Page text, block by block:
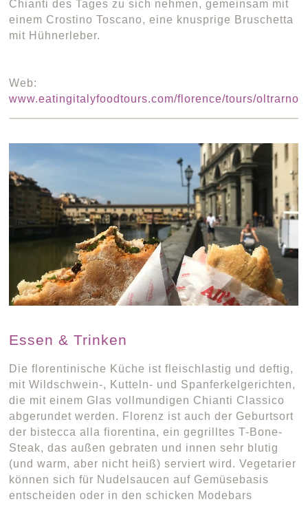
Chianti des Tages zu sich nehmen, gemeinsam mit
einem Crostino Toscano, eine knusprige Bruschetta
mit Hühnerleber.
Web:
www.eatingitalyfoodtours.com/florence/tours/oltrarno/
Essen & Trinken
Die florentinische Küche ist fleischlastig und deftig,
mit Wildschwein-, Kutteln- und Spanferkelgerichten,
die mit einem Glas vollmundigen Chianti Classico
abgerundet werden. Florenz ist auch der Geburtsort
der bistecca alla fiorentina, ein gegrilltes T-Bone-
Steak, das außen gebraten und innen sehr blutig
(und warm, aber nicht heiß) serviert wird. Vegetarier
können sich für Nudelsaucen auf Gemüsebasis
entscheiden oder in den schicken Modebars